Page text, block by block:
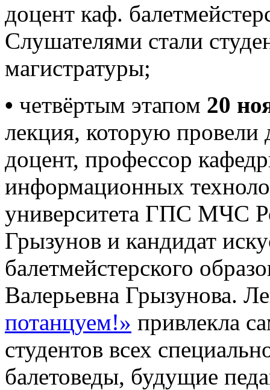
доцент каф.
Слушателями стали
магистратуры;
• четвёртым этапом 20
лекция, которую провели
доцент, профессор
информационных
университета ГПС МЧС
Грызунов и кандидат
балетмейстерского
Валерьевна Грызунова.
потанцуем!» привлекла
студентов всех
балетоведы, будущие